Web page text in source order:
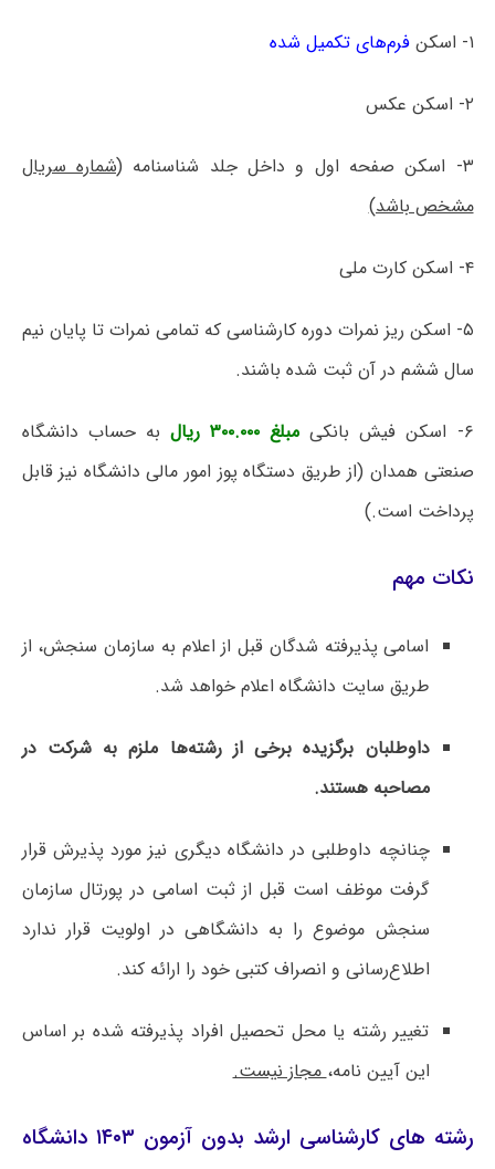
۱- اسکن فرم‌های تکمیل شده
۲- اسکن عکس
۳- اسکن صفحه اول و داخل جلد شناسنامه
(شماره سریال
مشخص باشد)
۴- اسکن کارت ملی
۵- اسکن ریز نمرات دوره کارشناسی که تمامی نمرات تا پایان نیم
سال ششم در آن ثبت شده باشند.
۶- اسکن فیش بانکی مبلغ ۳۰۰.۰۰۰ ریال
به حساب دانشگاه
صنعتی همدان (از طریق دستگاه پوز امور مالی دانشگاه نیز قابل
پرداخت است.)
نکات مهم
اسامی پذیرفته شدگان قبل از اعلام به سازمان سنجش، از
طریق سایت دانشگاه اعلام خواهد شد.
داوطلبان برگزیده برخی از رشته‌ها ملزم به شرکت در
مصاحبه هستند.
چنانچه داوطلبی در دانشگاه دیگری نیز مورد پذیرش قرار
گرفت موظف است قبل از ثبت اسامی در پورتال سازمان
سنجش موضوع را به دانشگاهی در اولویت قرار ندارد
اطلاع‌رسانی و انصراف کتبی خود را ارائه کند.
تغییر رشته یا محل تحصیل افراد پذیرفته شده بر اساس
این آیین نامه،مجاز نیست.
رشته های کارشناسی ارشد بدون آزمون ۱۴۰۳ دانشگاه